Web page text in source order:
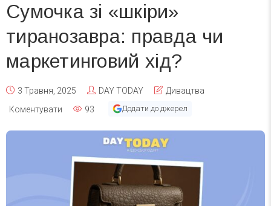
Сумочка зі «шкіри»
тиранозавра: правда чи
маркетинговий хід?
3 Травня, 2025 DAY TODAY
Дивацтва
Коментувати
93 Додати до джерел